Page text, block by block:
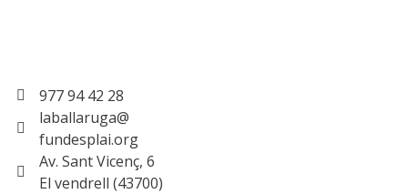
977 94 42 28
laballaruga@
fundesplai.org
Av. Sant Vicenç, 6
El vendrell (43700)